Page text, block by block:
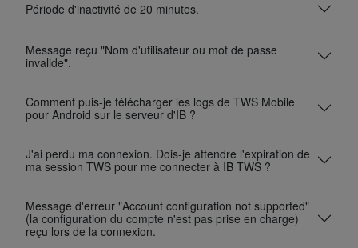
Période d'inactivité de 20 minutes.
Message reçu "Nom d'utilisateur ou mot de passe
invalide".
Comment puis-je télécharger les logs de TWS Mobile
pour Android sur le serveur d'IB ?
J'ai perdu ma connexion. Dois-je attendre l'expiration de
ma session TWS pour me connecter à IB TWS ?
Message d'erreur "Account configuration not supported"
(la configuration du compte n'est pas prise en charge)
reçu lors de la connexion.